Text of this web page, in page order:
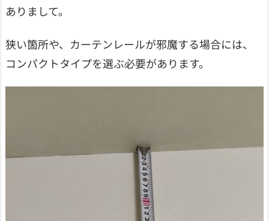
ありまして。
狭い箇所や、カーテンレールが邪魔する場合には、
コンパクトタイプを選ぶ必要があります。